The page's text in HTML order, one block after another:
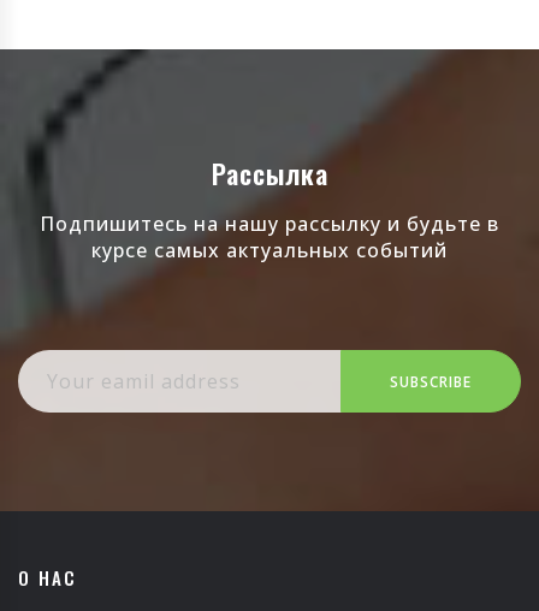
Рассылка
Подпишитесь на нашу рассылку и будьте в
курсе самых актуальных событий
SUBSCRIBE
О НАС